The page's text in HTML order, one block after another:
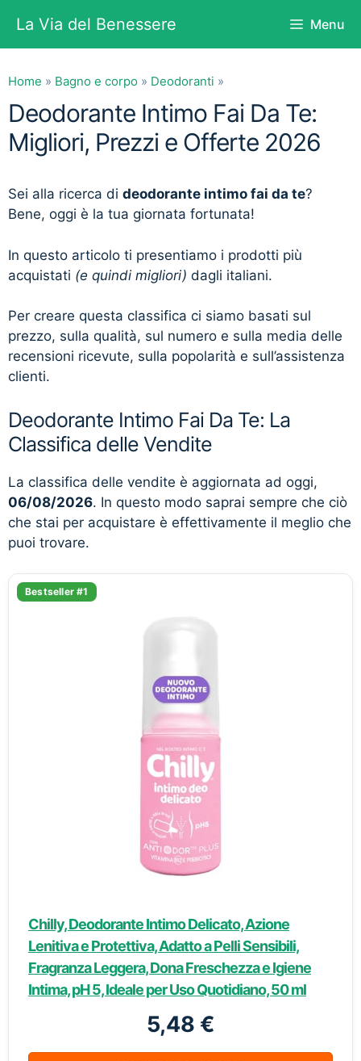
contenuto
La Via del Benessere Menu
Home » Bagno e corpo » Deodoranti »
Deodorante Intimo Fai Da Te:
Migliori, Prezzi e Offerte 2026
Sei alla ricerca di deodorante intimo fai da te?
Bene, oggi è la tua giornata fortunata!
In questo articolo ti presentiamo i prodotti più
acquistati (e quindi migliori) dagli italiani.
Per creare questa classifica ci siamo basati sul
prezzo, sulla qualità, sul numero e sulla media delle
recensioni ricevute, sulla popolarità e sull’assistenza
clienti.
Deodorante Intimo Fai Da Te: La
Classifica delle Vendite
La classifica delle vendite è aggiornata ad oggi,
06/08/2026. In questo modo saprai sempre che ciò
che stai per acquistare è effettivamente il meglio che
puoi trovare.
Bestseller #1
Chilly, Deodorante Intimo Delicato, Azione
Lenitiva e Protettiva, Adatto a Pelli Sensibili,
Fragranza Leggera, Dona Freschezza e Igiene
Intima, pH 5, Ideale per Uso Quotidiano, 50 ml
5,48 €